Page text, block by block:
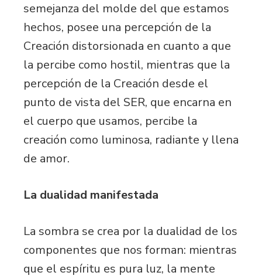
semejanza del molde del que estamos
hechos, posee una percepción de la
Creación distorsionada en cuanto a que
la percibe como hostil, mientras que la
percepción de la Creación desde el
punto de vista del SER, que encarna en
el cuerpo que usamos, percibe la
creación como luminosa, radiante y llena
de amor.
La dualidad manifestada
La sombra se crea por la dualidad de los
componentes que nos forman: mientras
que el espíritu es pura luz, la mente